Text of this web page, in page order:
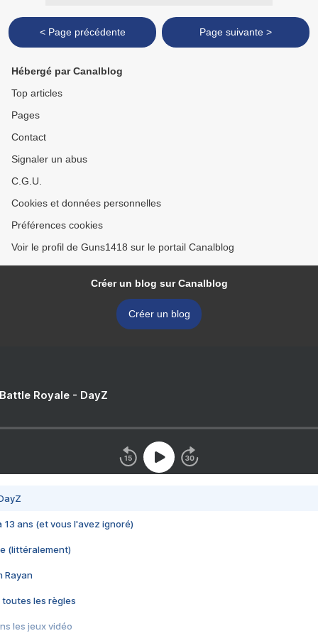
< Page précédente Page suivante >
Hébergé par Canalblog
Top articles
Pages
Contact
Signaler un abus
C.G.U.
Cookies et données personnelles
Préférences cookies
Voir le profil de Guns1418 sur le portail Canalblog
Créer un blog sur Canalblog
Créer un blog
Royale - DayZ
13 ans (et vous l'avez ignoré)
(littéralement)
Rayan
toutes les règles
les jeux vidéo